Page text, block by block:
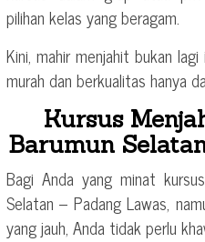
pilihan kelas yang beragam.
Kini, mahir menjahit bukan
murah dan berkualitas hanya
Kursus
Barumun
Bagi Anda yang minat
Selatan – Padang Lawas,
yang jauh, Anda tidak perlu